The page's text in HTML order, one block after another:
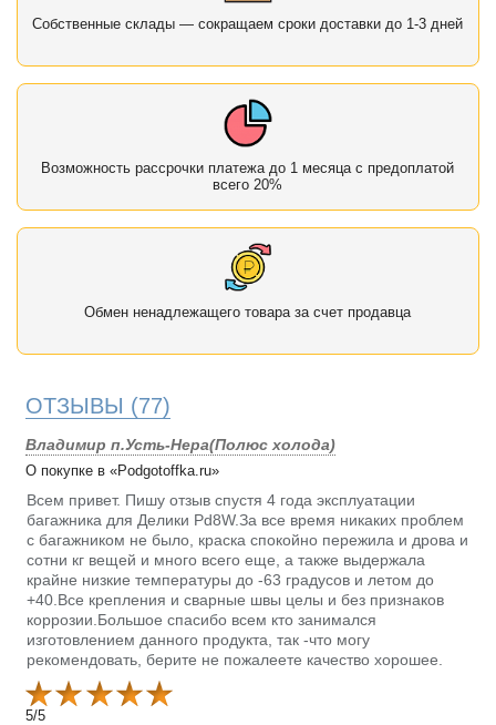
Собственные склады — сокращаем сроки доставки до 1-3 дней
Возможность рассрочки платежа до 1 месяца с предоплатой
всего 20%
Обмен ненадлежащего товара за счет продавца
ОТЗЫВЫ (77)
Владимир п.Усть-Нера(Полюс холода)
О покупке в «Podgotoffka.ru»
Всем привет. Пишу отзыв спустя 4 года эксплуатации
багажника для Делики Pd8W.За все время никаких проблем
с багажником не было, краска спокойно пережила и дрова и
сотни кг вещей и много всего еще, а также выдержала
крайне низкие температуры до -63 градусов и летом до
+40.Все крепления и сварные швы целы и без признаков
коррозии.Большое спасибо всем кто занимался
изготовлением данного продукта, так -что могу
рекомендовать, берите не пожалеете качество хорошее.
5/5